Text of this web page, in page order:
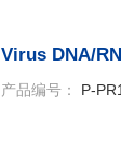
Virus DNA/
产品编号： P-